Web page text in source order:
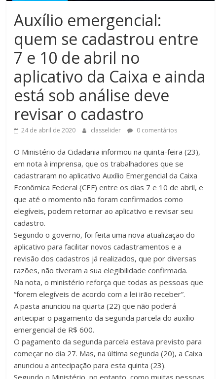
Auxílio emergencial:
quem se cadastrou entre
7 e 10 de abril no
aplicativo da Caixa e ainda
está sob análise deve
revisar o cadastro
24 de abril de 2020 classelider 0 comentários
O Ministério da Cidadania informou na quinta-feira (23),
em nota à imprensa, que os trabalhadores que se
cadastraram no aplicativo Auxílio Emergencial da Caixa
Econômica Federal (CEF) entre os dias 7 e 10 de abril, e
que até o momento não foram confirmados como
elegíveis, podem retornar ao aplicativo e revisar seu
cadastro.
Segundo o governo, foi feita uma nova atualização do
aplicativo para facilitar novos cadastramentos e a
revisão dos cadastros já realizados, que por diversas
razões, não tiveram a sua elegibilidade confirmada.
Na nota, o ministério reforça que todas as pessoas que
“forem elegíveis de acordo com a lei irão receber”.
A pasta anunciou na quarta (22) que não poderá
antecipar o pagamento da segunda parcela do auxílio
emergencial de R$ 600.
O pagamento da segunda parcela estava previsto para
começar no dia 27. Mas, na última segunda (20), a Caixa
anunciou a antecipação para esta quinta (23).